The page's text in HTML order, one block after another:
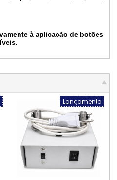
à aplicação de botões
Lançamento